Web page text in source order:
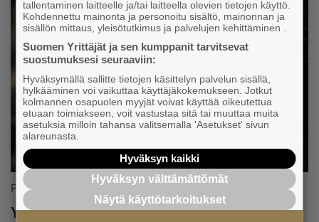
Palvelut ja edut
Yrittäjät-sovelluksessa jäsenyys on aina
tallentaminen laitteelle ja/tai laitteella olevien tietojen käyttö.
Kohdennettu mainonta ja personoitu sisältö, mainonnan ja
sisällön mittaus, yleisötutkimus ja palvelujen kehittäminen .
Suomen Yrittäjät ja sen kumppanit tarvitsevat
suostumuksesi seuraaviin:
Hyväksymällä sallitte tietojen käsittelyn palvelun sisällä,
hylkääminen voi vaikuttaa käyttäjäkokemukseen. Jotkut
kolmannen osapuolen myyjät voivat käyttää oikeutettua
etuaan toimiakseen, voit vastustaa sitä tai muuttaa muita
asetuksia milloin tahansa valitsemalla 'Asetukset' sivun
alareunasta.
Hyväksyn kaikki
Hyväksyn välttämättömät
Näytä käyttötarkoitukset